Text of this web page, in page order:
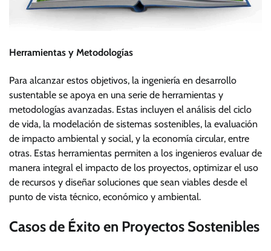
Herramientas y Metodologías
Para alcanzar estos objetivos, la ingeniería en desarrollo
sustentable se apoya en una serie de herramientas y
metodologías avanzadas. Estas incluyen el análisis del ciclo
de vida, la modelación de sistemas sostenibles, la evaluación
de impacto ambiental y social, y la economía circular, entre
otras. Estas herramientas permiten a los ingenieros evaluar de
manera integral el impacto de los proyectos, optimizar el uso
de recursos y diseñar soluciones que sean viables desde el
punto de vista técnico, económico y ambiental.
Casos de Éxito en Proyectos Sostenibles